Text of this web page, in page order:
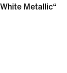
Metallic“